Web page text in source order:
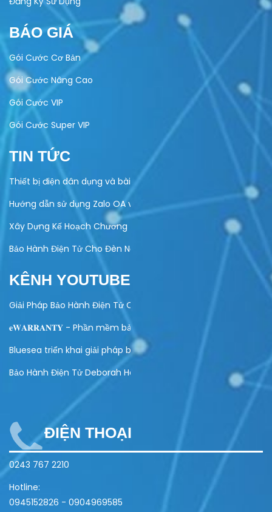
BÁO GIÁ
Gói Cước Cơ Bản
Gói Cước Nâng Cao
Gói Cước VIP
Gói Cước Super VIP
TIN TỨC
Thiết bị điện dân dụng và bài toán quản lý bảo hành
Hướng dẫn sử dụng Zalo OA vào hoạt động kinh doanh của
Xây Dựng Kế Hoạch Chương Trình Khuyến Mại Trực Tuyến
Bảo Hành Điện Tử Cho Đèn Năng Lượng Mặt Trời – Giải Pháp
KÊNH YOUTUBE
Giải Pháp Bảo Hành Điện Tử Cho Ngành Điện Máy
𝐞𝐖𝐀𝐑𝐑𝐀𝐍𝐓𝐘 - Phần mềm bảo hành điện tử toàn diện
Bluesea triển khai giải pháp bảo hành điện tử cho Olivo
Bảo Hành Điện Tử Deborah Home
ĐIỆN THOẠI
0243 767 2210
Hotline:
0945152826 - 0904969585